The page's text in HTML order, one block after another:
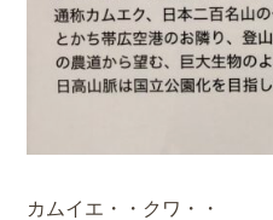
カムイエ・・クワ・・